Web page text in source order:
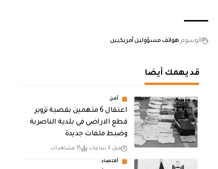
الوسوم هواتف مسؤولين أمريكيين
قد يهمك أيضا
أمن
اعتقال 6 متهمين بقضية تزوير
قطع الاراضي في بلدية الناصرية
وضبط ملفات جديدة
قبل 3 ساعات 15 مشاهدات
أقتصاد